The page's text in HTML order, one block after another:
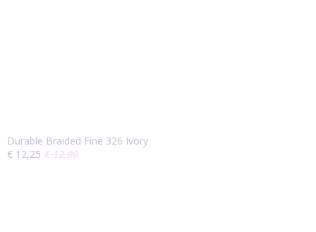
Durable Braided Fine 326 Ivory
€ 12,25 € 12,90